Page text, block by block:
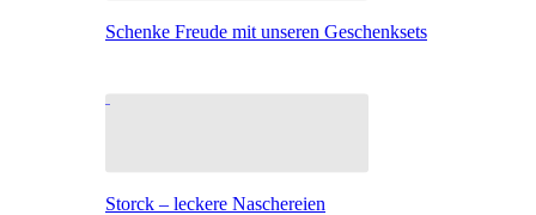
Schenke Freude mit unseren Geschenksets
Storck – leckere Naschereien